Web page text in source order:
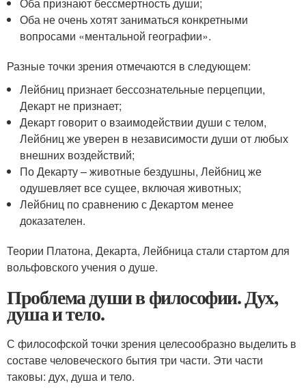
Оба не очень хотят заниматься конкретными
вопросами «ментальной географии».
Разные точки зрения отмечаются в следующем:
Лейбниц признает бессознательные перцепции,
Декарт не признает;
Декарт говорит о взаимодействии души с телом,
Лейбниц же уверен в независимости души от любых
внешних воздействий;
По Декарту – животные бездушны, Лейбниц же
одушевляет все сущее, включая животных;
Лейбниц по сравнению с Декартом менее
доказателен.
Теории Платона, Декарта, Лейбница стали стартом для
вольфовского учения о душе.
Проблема души в философии. Дух,
душа и тело.
С философской точки зрения целесообразно выделить в
составе человеческого бытия три части. Эти части
таковы: дух, душа и тело.